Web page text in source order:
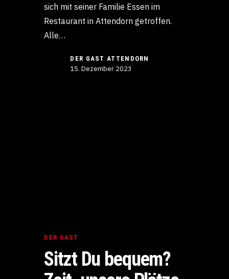
sich mit seiner Familie Essen im
Restaurant in Attendorn getroffen.
Alle…
DER GAST ATTENDORN
15. Dezember 2023
DER GAST
Sitzt Du bequem?